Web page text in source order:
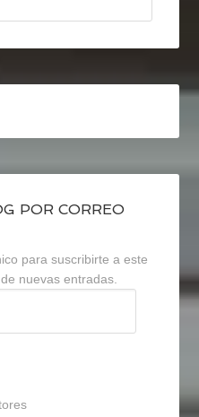
POR CORREO
para suscribirte a este
nuevas entradas.